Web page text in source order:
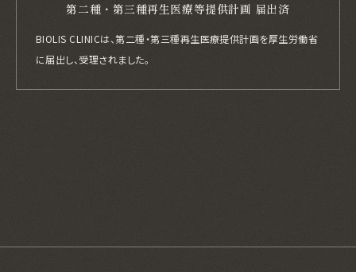
第二種・第三種再生医療等提供計画 届出済
BIOLIS CLINICは、第二種・第三種再生医療提供計画を厚生労働省
に届出し、 受理されました。